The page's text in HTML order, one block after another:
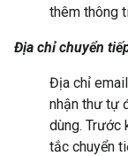
thêm thông
Địa chỉ chuyển
Địa chỉ
nhận thư tự
dùng. Trước
tắc chuyển